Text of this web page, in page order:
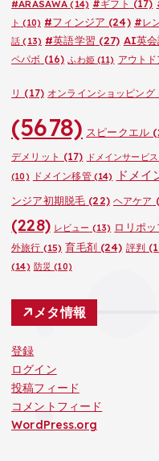
#ARASAWA (14) #ギフト (17)
ト (10) #フィンジア (24) #レ
話 (13) #英語学習 (27) AI英会
ペパボ (16) ふわ姫(11) アウトド
リ (17) オンラインショッピング
(5678) スピークエル
デメリット (17) ドメインサービス
(10)
ドメイン移管(14) ドメイ
ンジア初期脱毛 (22) ヘアケア
(228) レビュー (13) ロリポッ
外旅行 (15) 育毛剤(24) 評判
(14) 防災 (10)
メタ情報
登録
ログイン
投稿フィード
コメントフィード
WordPress.org